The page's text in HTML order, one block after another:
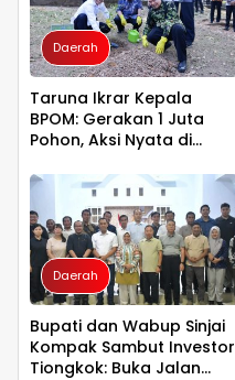
Daerah
Taruna Ikrar Kepala
BPOM: Gerakan 1 Juta
Pohon, Aksi Nyata di
untuk Kelestarian Bumi
Daerah
Bupati dan Wabup Sinjai
Kompak Sambut Investor
Tiongkok: Buka Jalan